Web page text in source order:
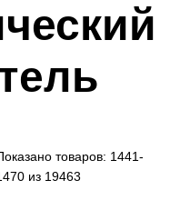
товаров: 1441-
из 19463